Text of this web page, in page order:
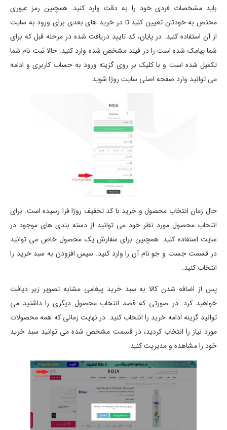
باید مشخصات فردی خود را به دقت وارد کنید. همچنین رمز عبوری
مختص به خودتان تعیین کنید تا در خرید های بعدی برای ورود به سایت
از آن استفاده کنید. در پایان، کد تایید دریافت شده در مرحله قبل که برای
شما پیامک شده است را در فیلد مشخص شده وارد کنید. حالا ثبت نام شما
تکمیل شده است و با کلیک بر روی گزینه ورود به حساب کاربری و ادامه
می توانید وارد صفحه اصلی سایت روژا شوید.
حال زمان انتخاب محصول و خرید با کد تخفیف روژا فرا رسیده است. برای
انتخاب محصول مورد نظر خود می توانید از دسته بندی های موجود در
سایت استفاده کنید. همچنین برای سفارش یک محصول خاص می توانید
در قسمت جست و جو نام آن را وارد کنید. سپس افزودن به سبد خرید را
انتخاب کنید.
پس از اضافه شدن کالا به سبد خرید پیغامی مشابه تصویر زیر دیافت
خواهید کرد. در صورتی که قصد انتخاب محصول دیگری را داشتید می
توانید گزینه ادامه خرید را انتخاب کنید. در نهایت زمانی که همه محصولات
مورد نیاز را انتخاب کردید، در قسمت مشخص شده می توانید سبد خرید
خود را مشاهده و مدیریت کنید.